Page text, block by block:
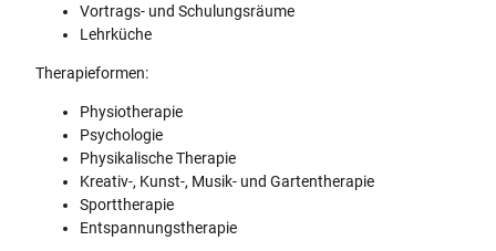
Vortrags- und Schulungsräume
Lehrküche
Therapieformen:
Physiotherapie
Psychologie
Physikalische Therapie
Kreativ-, Kunst-, Musik- und Gartentherapie
Sporttherapie
Entspannungstherapie